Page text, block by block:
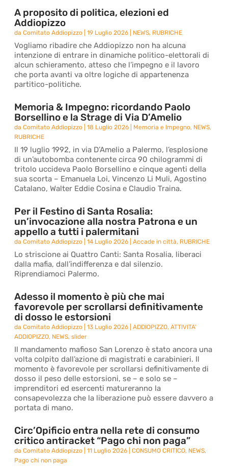
A proposito di politica, elezioni ed
Addiopizzo
daComitato Addiopizzo |19 Luglio 2026 NEWS, RUBRICHE
Vogliamo ribadire che Addiopizzo non ha alcuna
intenzione di entrare in dinamiche politico-elettorali di
alcun schieramento, atteso che l’impegno e il lavoro
che porta avanti va oltre logiche di appartenenza
partitico-politiche.
Memoria & Impegno: ricordando Paolo
Borsellino e la Strage di Via D’Amelio
daComitato Addiopizzo |18 Luglio 2026 Memoria e Impegno, NEWS,
RUBRICHE
Il 19 luglio 1992, in via D’Amelio a Palermo, l’esplosione
di un’autobomba contenente circa 90 chilogrammi di
tritolo uccideva Paolo Borsellino e cinque agenti della
sua scorta – Emanuela Loi, Vincenzo Li Muli, Agostino
Catalano, Walter Eddie Cosina e Claudio Traina.
Per il Festino di Santa Rosalia:
un’invocazione alla nostra Patrona e un
appello a tutti i palermitani
daComitato Addiopizzo |14 Luglio 2026 |Accade in città, RUBRICHE
Lo striscione ai Quattro Canti: Santa Rosalia, liberaci
dalla mafia, dall’indifferenza e dal silenzio.
Riprendiamoci Palermo.
Adesso il momento è più che mai
favorevole per scrollarsi definitivamente
di dosso le estorsioni
daComitato Addiopizzo |13 Luglio 2026 |ADDIOPIZZO,ATTIVITA'
ADDIOPIZZO, NEWS,slider
Il mandamento mafioso San Lorenzo è stato ancora una
volta colpito dall’azione di magistrati e carabinieri. Il
momento è favorevole per scrollarsi definitivamente di
dosso il peso delle estorsioni, se – e solo se –
imprenditori ed esercenti matureranno la
consapevolezza che la liberazione può essere davvero a
portata di mano.
Circ’Opificio entra nella rete di consumo
critico antiracket “Pago chi non paga”
daComitato Addiopizzo |11 Luglio 2026 |CONSUMO CRITICO, NEWS,
Pago chi non paga